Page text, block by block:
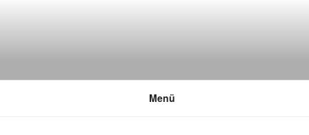
DEUTSCHE UMWELTSTIFTUNG
Menü